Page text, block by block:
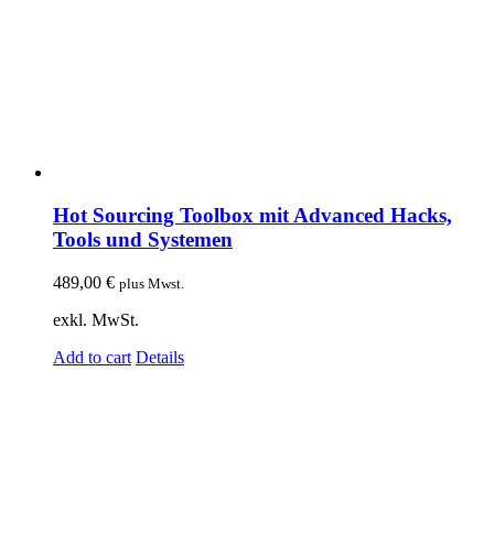
Hot Sourcing Toolbox mit Advanced Hacks,
Tools und Systemen
489,00 € plus Mwst.
exkl. MwSt.
Add to cart Details